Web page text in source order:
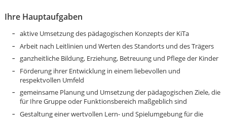
Ihre Hauptaufgaben
aktive Umsetzung des pädagogischen Konzepts der KiTa
Arbeit nach Leitlinien und Werten des Standorts und des Trägers
ganzheitliche Bildung, Erziehung, Betreuung und Pflege der Kinder
Förderung ihrer Entwicklung in einem liebevollen und
respektvollen Umfeld
gemeinsame Planung und Umsetzung der pädagogischen Ziele, die
für Ihre Gruppe oder Funktionsbereich maßgeblich sind
Gestaltung einer wertvollen Lern- und Spielumgebung für die
Karte anzeigen